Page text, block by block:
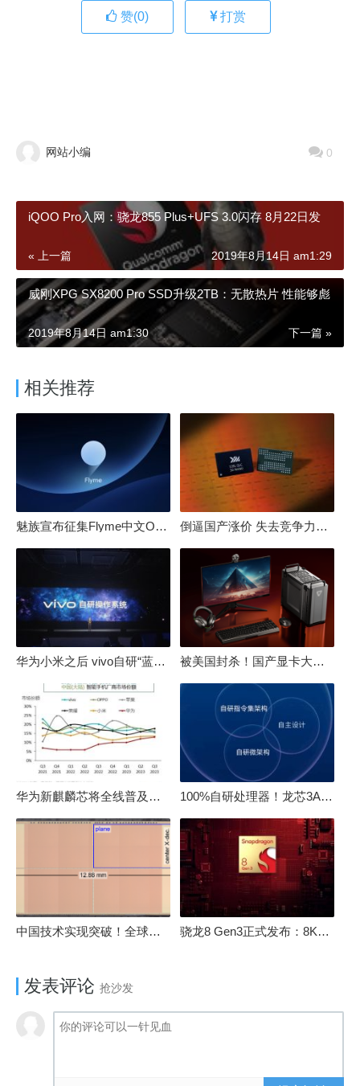
赞(0) 打赏
网站小编 0
iQOO Pro入网：骁龙855 Plus+UFS 3.0闪存 8月22日发
« 上一篇 2019年8月14日 am1:29
威刚XPG SX8200 Pro SSD升级2TB：无散热片 性能够彪
下一篇 »
2019年8月14日 am1:30
相关推荐
魅族宣布征集Flyme中文OS名：要像鸿蒙、澎湃一样响亮 倒逼国产涨价 失去竞争力！三星要减产50%：SSD必须涨价
华为小米之后 vivo自研“蓝河”操作系统重磅发布 被美国封杀！国产显卡大厂：中国GPU不存在至暗时刻
华为新麒麟芯将全线普及！高中低端全面采用 改写竞争格局 100%自研处理器！龙芯3A6000评测：与10代酷睿互有胜负
中国技术实现突破！全球最先进的3D NAND存储芯片被发现 骁龙8 Gen3正式发布：8K240手游成真！AI性能飙升98％
发表评论 抢沙发